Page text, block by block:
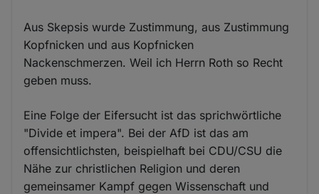
Aus Skepsis wurde Zustimmung, aus Zustimmung
Kopfnicken und aus Kopfnicken
Nackenschmerzen. Weil ich Herrn Roth so Recht
geben muss.
Eine Folge der Eifersucht ist das sprichwörtliche
"Divide et impera". Bei der AfD ist das am
offensichtlichsten, beispielhaft bei CDU/CSU die
Nähe zur christlichen Religion und deren
gemeinsamer Kampf gegen Wissenschaft und